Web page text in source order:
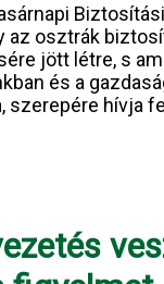
az osztrák
jött létre, s
és a
szerepére hívja